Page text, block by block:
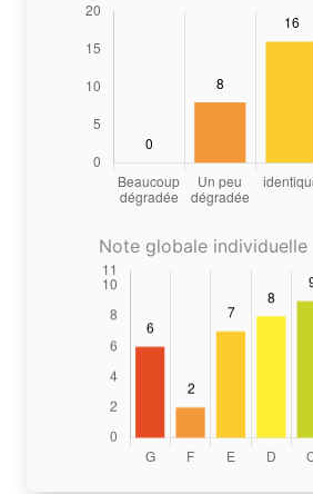
Note globale individuelle